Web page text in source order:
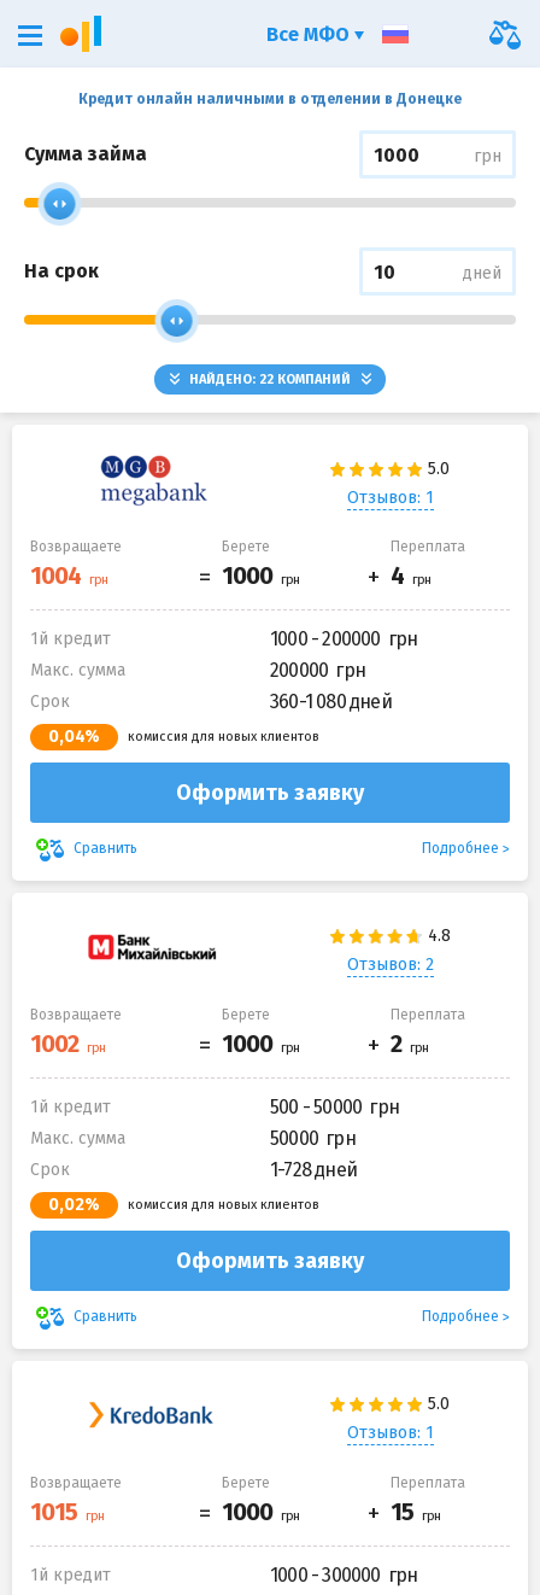
Кредит онлайн наличными в отделении в Донецке
Сумма займа грн
На срок дней
НАЙДЕНО: 22 КОМПАНИЙ
Отзывов: 1
Возвращаете Берете Переплата
1й кредит 1000 - 200000
Макс. сумма 200000
Срок 360-1 080 дней
0,04% комиссия для новых клиентов
Оформить заявку
Сравнить Подробнее
Отзывов: 2
Возвращаете Берете Переплата
1й кредит 500 - 50000
Макс. сумма 50000
Срок 1-728 дней
0,02% комиссия для новых клиентов
Оформить заявку
Сравнить Подробнее
Отзывов: 1
Возвращаете Берете Переплата
1й кредит 1000 - 300000
Все МФО